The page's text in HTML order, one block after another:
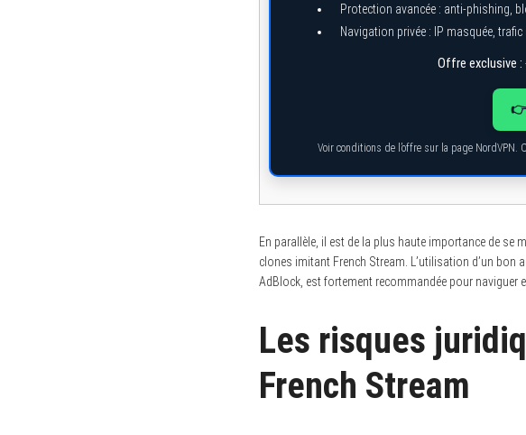
Protection avancée : anti-phishing,
Navigation privée : IP masquée, trafic
Offre exclusive :
Voir conditions de l’offre sur la page NordVPN.
En parallèle, il est de la plus haute importance de
clones imitant French Stream. L’utilisation d’un bon
AdBlock, est fortement recommandée pour naviguer
Les risques
French Stream